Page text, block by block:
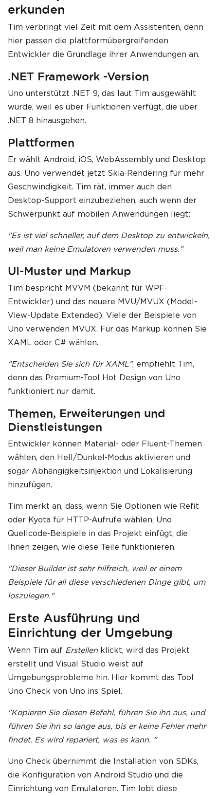
erkunden
Tim verbringt viel Zeit mit dem Assistenten, denn
hier passen die plattformübergreifenden
Entwickler die Grundlage ihrer Anwendungen an.
.NET Framework -Version
Uno unterstützt .NET 9, das laut Tim ausgewählt
wurde, weil es über Funktionen verfügt, die über
.NET 8 hinausgehen.
Plattformen
Er wählt Android, iOS, WebAssembly und Desktop
aus. Uno verwendet jetzt Skia-Rendering für mehr
Geschwindigkeit. Tim rät, immer auch den
Desktop-Support einzubeziehen, auch wenn der
Schwerpunkt auf mobilen Anwendungen liegt:
"Es ist viel schneller, auf dem Desktop zu entwickeln,
weil man keine Emulatoren verwenden muss."
UI-Muster und Markup
Tim bespricht MVVM (bekannt für WPF-
Entwickler) und das neuere MVU/MVUX (Model-
View-Update Extended). Viele der Beispiele von
Uno verwenden MVUX. Für das Markup können Sie
XAML oder C# wählen.
"Entscheiden Sie sich für XAML", empfiehlt Tim,
denn das Premium-Tool Hot Design von Uno
funktioniert nur damit.
Themen, Erweiterungen und
Dienstleistungen
Entwickler können Material- oder Fluent-Themen
wählen, den Hell/Dunkel-Modus aktivieren und
sogar Abhängigkeitsinjektion und Lokalisierung
hinzufügen.
Tim merkt an, dass, wenn Sie Optionen wie Refit
oder Kyota für HTTP-Aufrufe wählen, Uno
Quellcode-Beispiele in das Projekt einfügt, die
Ihnen zeigen, wie diese Teile funktionieren.
"Dieser Builder ist sehr hilfreich, weil er einem
Beispiele für all diese verschiedenen Dinge gibt, um
loszulegen."
Erste Ausführung und
Einrichtung der Umgebung
Wenn Tim auf Erstellen klickt, wird das Projekt
erstellt und Visual Studio weist auf
Umgebungsprobleme hin. Hier kommt das Tool
Uno Check von Uno ins Spiel.
"Kopieren Sie diesen Befehl, führen Sie ihn aus, und
führen Sie ihn so lange aus, bis er keine Fehler mehr
findet. Es wird repariert, was es kann. "
Uno Check übernimmt die Installation von SDKs,
die Konfiguration von Android Studio und die
Einrichtung von Emulatoren. Tim lobt diese